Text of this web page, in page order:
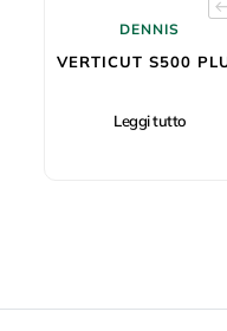
DENNIS
VERTICUT S500
Leggi tutto